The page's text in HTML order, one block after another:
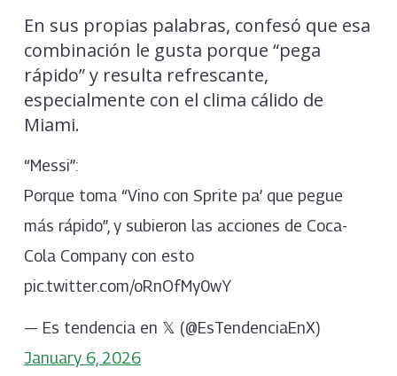
En sus propias palabras, confesó que esa
combinación le gusta porque “pega
rápido” y resulta refrescante,
especialmente con el clima cálido de
Miami.
“Messi”:
Porque toma “Vino con Sprite pa’ que pegue
más rápido”, y subieron las acciones de Coca-
Cola Company con esto
pic.twitter.com/oRnOfMy0wY
— Es tendencia en 𝕏 (@EsTendenciaEnX)
January 6, 2026